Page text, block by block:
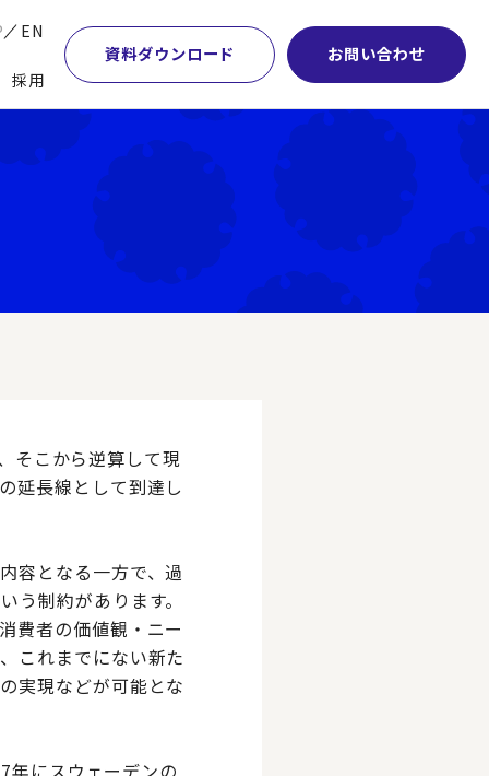
EN
採用
資料ダウンロード お問い合わせ
本社・間接業務改革
サプライチェーンマネジメント
物流改革
ヒューマンリソースマネジメント
ビジネスプロセスアウトソーシング
・マーケティング
・開発・生産・調達
集】会計システム刷新
集】FP＆Aへの旅
学術顧問紹介
DE&I推進の取り組み
グループ会社
グローバルネットワーク
パートナーシップ
そこから逆算して現
延長線として到達し
容となる一方で、過
制約があります。
費者の価値観・ニー
これまでにない新た
実現などが可能とな
年にスウェーデンの